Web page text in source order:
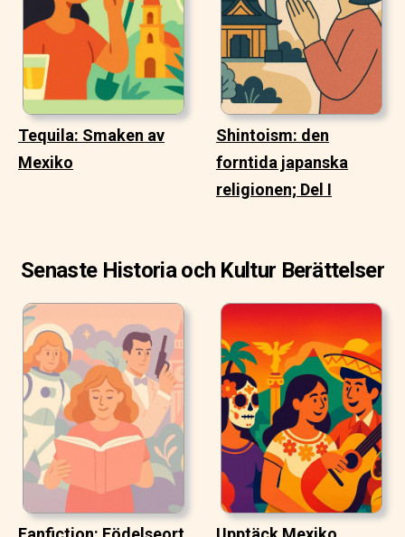
Tequila: Smaken av
Mexiko
Shintoism: den
forntida japanska
religionen; Del I
Senaste Historia och Kultur Berättelser